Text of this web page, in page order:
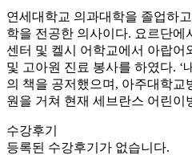
연세대학교 의과대학을 졸업하
학을 전공한 의사이다. 요르단에
센터 및 켈시 어학교에서 아랍어
및 고아원 진료 봉사를 하였다. ‘
의 책을 공저했으며, 아주대학교
원을 거쳐 현재 세브란스 어린이
수강후기
등록된 수강후기가 없습니다.